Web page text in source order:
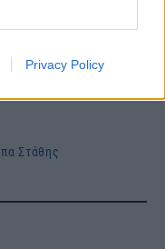
Privacy Policy
από την Ελλάδα και
Στάθης